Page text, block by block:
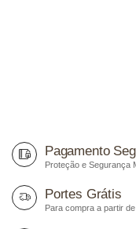
Pagamento
Proteção e Segurança
Portes Grátis
Para compra a partir